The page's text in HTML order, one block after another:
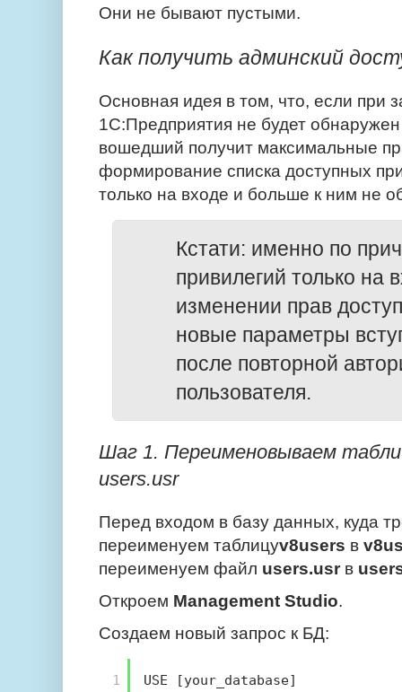
Они не бывают пустыми.
Как получить админский
Основная идея в том, что, если при
1С:Предприятия не будет
вошедший получит максимальные
формирование списка доступных
только на входе и больше к ним не
Кстати: именно по
привилегий только на
изменении прав
новые параметры
после повторной
пользователя.
Шаг 1. Переименовываем
users.usr
Перед входом в базу данных, куда
переименуем таблицуv8users в
переименуем файл users.usr в
Откроем Management Studio.
Создаем новый запрос к БД:
1
USE [your_database]